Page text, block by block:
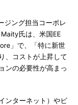
ジング担当コーポレ
氏は、米国EE
」で、「特に新世
、コストが上昇して
ンの必要性が高まっ
ンターネット）やビ